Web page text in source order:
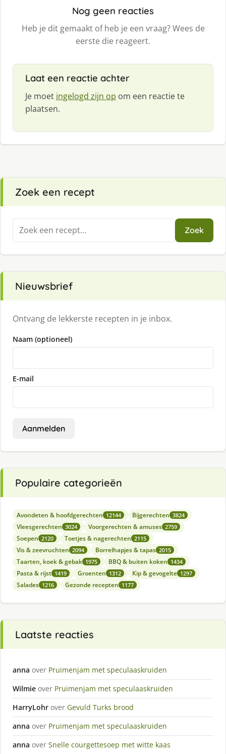
Nog geen reacties
Heb je dit gemaakt of heb je een vraag? Wees de
eerste die reageert.
Laat een reactie achter
Je moet ingelogd zijn op om een reactie te
plaatsen.
Zoek een recept
Zoeken
naar:
Zoek
Nieuwsbrief
Ontvang de lekkerste recepten in je inbox.
Naam (optioneel)
E-mail
Aanmelden
Populaire categorieën
Avondeten & hoofdgerechten 12144 Bijgerechten 3824
Vleesgerechten 3024 Voorgerechten & amuses 2759
Soepen 2120 Toetjes & nagerechten 2115
Vis & zeevruchten 2094 Borrelhapjes & tapas 2015
Taarten, koek & gebak 1975 BBQ & buiten koken 1434
Pasta & rijst 1419 Groenten 1312 Kip & gevogelte 1297
Salades 1216 Gezonde recepten 1177
Laatste reacties
anna over Pruimenjam met speculaaskruiden
Wilmie over Pruimenjam met speculaaskruiden
HarryLohr over Gevuld Turks brood
anna over Pruimenjam met speculaaskruiden
anna over Snelle courgettesoep met witte kaas